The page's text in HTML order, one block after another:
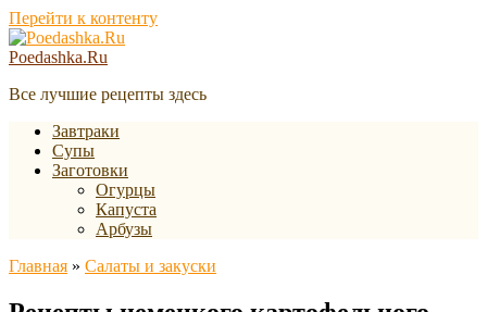
Перейти к контенту
Poedashka.Ru
Все лучшие рецепты здесь
Завтраки
Супы
Заготовки
Огурцы
Капуста
Арбузы
Главная » Салаты и закуски